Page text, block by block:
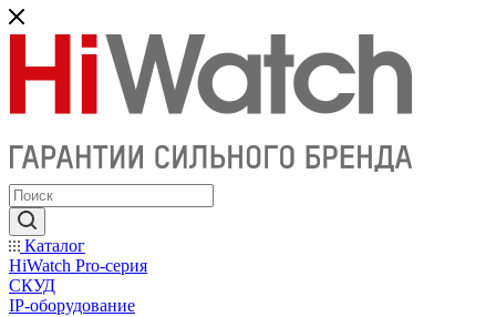
Каталог
HiWatch Pro-серия
CКУД
IP-оборудование